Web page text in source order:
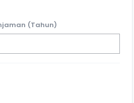
(Tahun)